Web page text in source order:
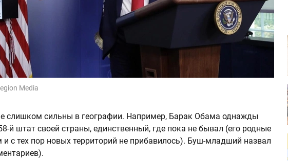
Media
слишком сильны в географии. Например, Барак Обама однажды
й штат своей страны, единственный, где пока не бывал (его родные
с тех пор новых территорий не прибавилось). Буш-младший назвал